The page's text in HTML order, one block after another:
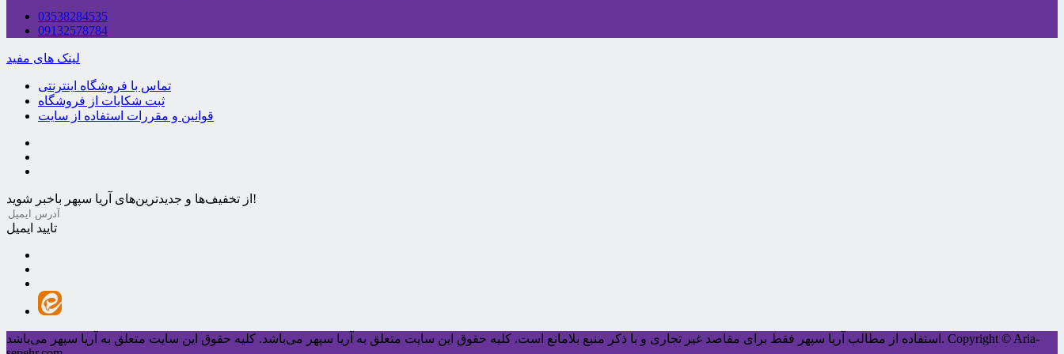
03538284535
09132578784
لینک های مفید
تماس با فروشگاه اینترنتی
ثبت شکایات از فروشگاه
قوانین و مقررات استفاده از سایت
از تخفیف‌ها و جدیدترین‌های آریا سپهر باخبر شوید!
تایید ایمیل
استفاده از مطالب آریا سپهر فقط برای مقاصد غیر تجاری و با ذکر منبع بلامانع است. کليه حقوق اين سايت متعلق به آریا سپهر می‌باشد. کليه حقوق اين سايت متعلق به آریا سپهر می‌باشد. Copyright © Aria-